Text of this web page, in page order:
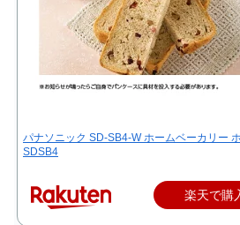
パナソニック SD-SB4-W ホームベーカリー
SDSB4
楽天で購